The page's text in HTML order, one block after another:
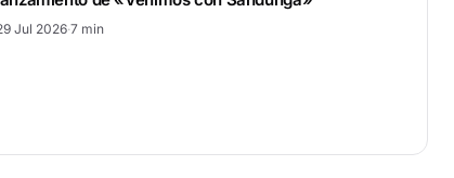
Jul 2026·7 min